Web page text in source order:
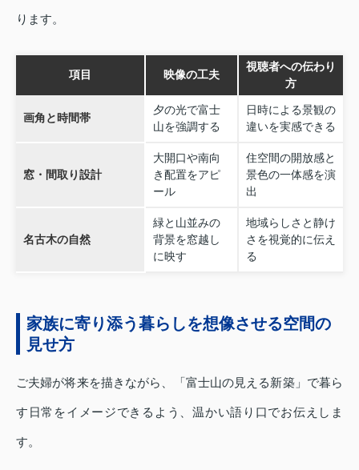
ります。
項目 映像の工夫
視聴者への伝わり
方
画角と時間帯
夕の光で富士
山を強調する
日時による景観の
違いを実感できる
窓・間取り設計
大開口や南向
き配置をアピ
ール
住空間の開放感と
景色の一体感を演
出
名古木の自然
緑と山並みの
背景を窓越し
に映す
地域らしさと静け
さを視覚的に伝え
る
家族に寄り添う暮らしを想像させる空間の
見せ方
ご夫婦が将来を描きながら、「富士山の見える新築」で暮ら
す日常をイメージできるよう、温かい語り口でお伝えしま
す。